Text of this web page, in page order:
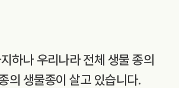
하나 우리나라 전체 생물 종의
의 생물종이 살고 있습니다.